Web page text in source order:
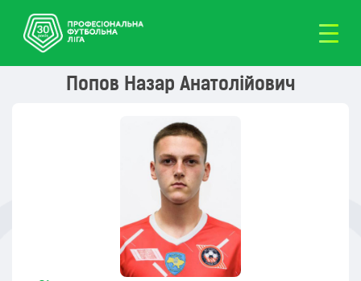
Попов Назар Анатолійович